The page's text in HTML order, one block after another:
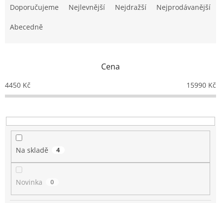
o
d
k
t
Doporučujeme Nejlevnější Nejdražší Nejprodávanější
Abecedně
Cena
4450 Kč 15990 Kč
Na skladě 4
Novinka 0